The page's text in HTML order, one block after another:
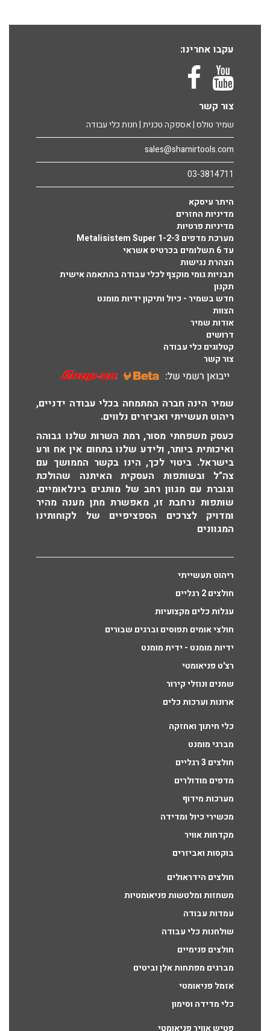
עקבו אחרינו:
צור קשר
שמיר טולס | אספקה טכנית | חנות כלי עבודה
sales@shamirtools.com
03-3814711
היתר עיסקא
מדיניות החזרים
מדיניות פרטיות
מערכת מדפים Metalisistem Super 1-2-3
עד 6 תשלומים בכרטיס אשראי
הצהרת נגישות
תבניות גומי מוקצף לכלי עבודה בהתאמה אישית
תקנון
חדש בשמיר - כיול ותיקון ידיות מומנט
הצוות
אודות שמיר
דרושים
קטלוגים כלי עבודה
צור קשר
שמיר הינה חברה המתמחה בכלי עבודה ידניים,
ריהוט תעשייתי ואביזרים נלווים.
כעסק משפחתי מסור, רמת השרות שלנו גבוהה
ואיכותית ביותר, ולידע שלנו בתחום אין אח ורע
בישראל. ביטוי לכך, הינו בקשר הממושך עם
צה"ל ובשותפות העסקית האיתנה שהולכת
וגוברת עם מגוון רחב של מותגים בינלאומיים.
שותפות נרחבת זו, מאפשרת מתן מענה מהיר
ומדויק לצרכים הספציפיים של לקוחותינו
המגוונים
ריהוט תעשייתי
חולצים 2 רגליים
עגלות כלים מקצועיות
חולצי אומים תפוסים וברגים שבורים
ידיות מומנט - ידית מומנט
רצ'ט פניאומטי
שמנים ונוזלי קירור
ארונות וערכות כלים
כלי חיתוך ואחזקה
מברגי מומנט
חולצים 3 רגליים
מדפים מודולרים
מערכות מידוף
מכשירי כיול ומדידה
מקדחות אוויר
בוקסות ואביזרים
חולצים הידראולים
משחזות ומלטשות פניאומטיות
עמדות עבודה
שולחנות כלי עבודה
חולצים פנימיים
מברגים מפתחות אלן וביטים
אזמל פניאומטי
כלי מדידה וסימון
פטיש אוויר פניאומטי